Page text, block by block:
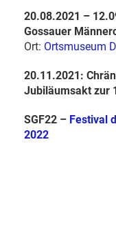
20.08.2021 –
Gossauer
Ort: Ortsmuseum
20.11.2021:
Jubiläumsakt zur
SGF22 – Festival
2022